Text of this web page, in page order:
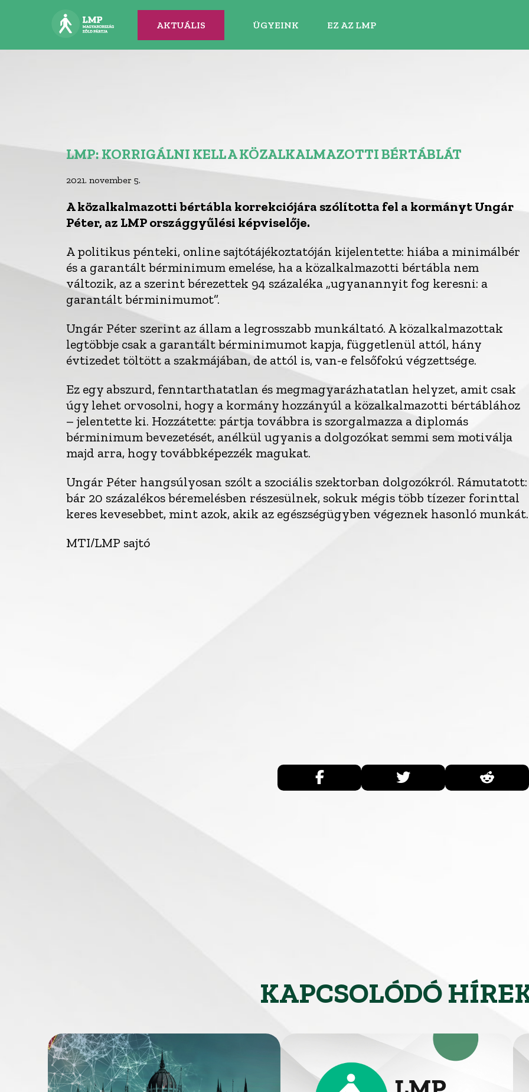
AKTUÁLIS ÜGYEINK EZ AZ LMP
LMP: KORRIGÁLNI KELL A KÖZALKALMAZOTTI BÉRTÁBLÁT
2021. november 5.
A közalkalmazotti bértábla korrekciójára szólította fel a kormányt Ungár
Péter, az LMP országgyűlési képviselője.
A politikus pénteki, online sajtótájékoztatóján kijelentette: hiába a minimálbér
és a garantált bérminimum emelése, ha a közalkalmazotti bértábla nem
változik, az a szerint bérezettek 94 százaléka „ugyanannyit fog keresni: a
garantált bérminimumot”.
Ungár Péter szerint az állam a legrosszabb munkáltató. A közalkalmazottak
legtöbbje csak a garantált bérminimumot kapja, függetlenül attól, hány
évtizedet töltött a szakmájában, de attól is, van-e felsőfokú végzettsége.
Ez egy abszurd, fenntarthatatlan és megmagyarázhatatlan helyzet, amit csak
úgy lehet orvosolni, hogy a kormány hozzányúl a közalkalmazotti bértáblához
– jelentette ki. Hozzátette: pártja továbbra is szorgalmazza a diplomás
bérminimum bevezetését, anélkül ugyanis a dolgozókat semmi sem motiválja
majd arra, hogy továbbképezzék magukat.
Ungár Péter hangsúlyosan szólt a szociális szektorban dolgozókról. Rámutatott:
bár 20 százalékos béremelésben részesülnek, sokuk mégis több tízezer forinttal
keres kevesebbet, mint azok, akik az egészségügyben végeznek hasonló munkát.
MTI/LMP sajtó
KAPCSOLÓDÓ